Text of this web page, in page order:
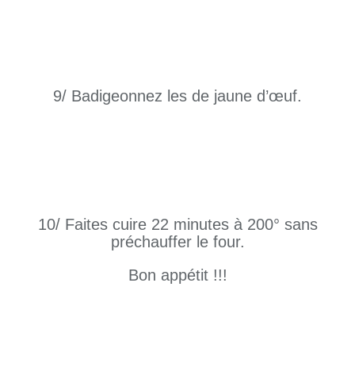
9/ Badigeonnez les de jaune d’œuf.
10/ Faites cuire 22 minutes à 200° sans
préchauffer le four.
Bon appétit !!!